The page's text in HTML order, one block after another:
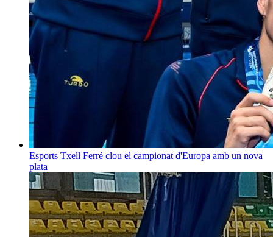
Esports Txell Ferré clou el campionat d'Europa amb un nova
plata